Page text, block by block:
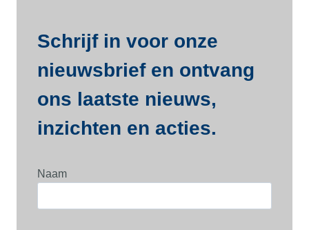
Schrijf in voor onze
nieuwsbrief en ontvang
ons laatste nieuws,
inzichten en acties.
Naam